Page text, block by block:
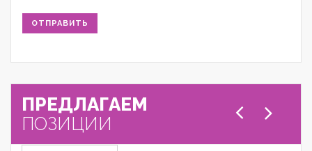
ПРЕДЛАГАЕМ
ПОЗИЦИИ